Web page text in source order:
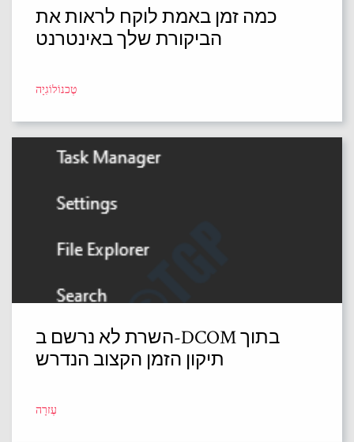
כמה זמן באמת לוקח לראות את
הביקורת שלך באינטרנט
טֶכנוֹלוֹגִיָה
השרת לא נרשם ב-DCOM בתוך
תיקון הזמן הקצוב הנדרש
עֶזרָה